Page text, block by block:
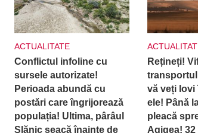
ACTUALITATE
Conflictul infoline cu
sursele autorizate!
Perioada abundă cu
postări care îngrijorează
populația! Ultima, pârâul
Slănic seacă înainte de
Rețineți!
vă veți lovi
ele! Până
pleacă
Agigea!